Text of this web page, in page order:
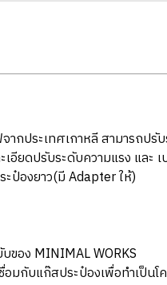
กประเทศเกาหลี สามารถปรั
ยดปรับระดับความแรง และ เ
ะป๋องยาว(มี Adapter ให้)
ของ MINIMAL WORKS
มกับแก๊สประป๋องเพื่อทำเป็นโ